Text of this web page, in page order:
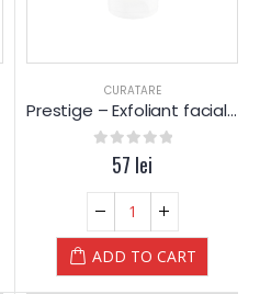
CURATARE
Prestige – Exfoliant facial cu macinatura de Migdale si extract din Fructe – Yamuna
out of 5
57 lei
ADD TO CART